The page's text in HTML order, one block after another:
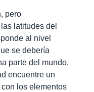
pero
latitudes del
al nivel
se debería
parte del mundo,
encuentre un
los elementos